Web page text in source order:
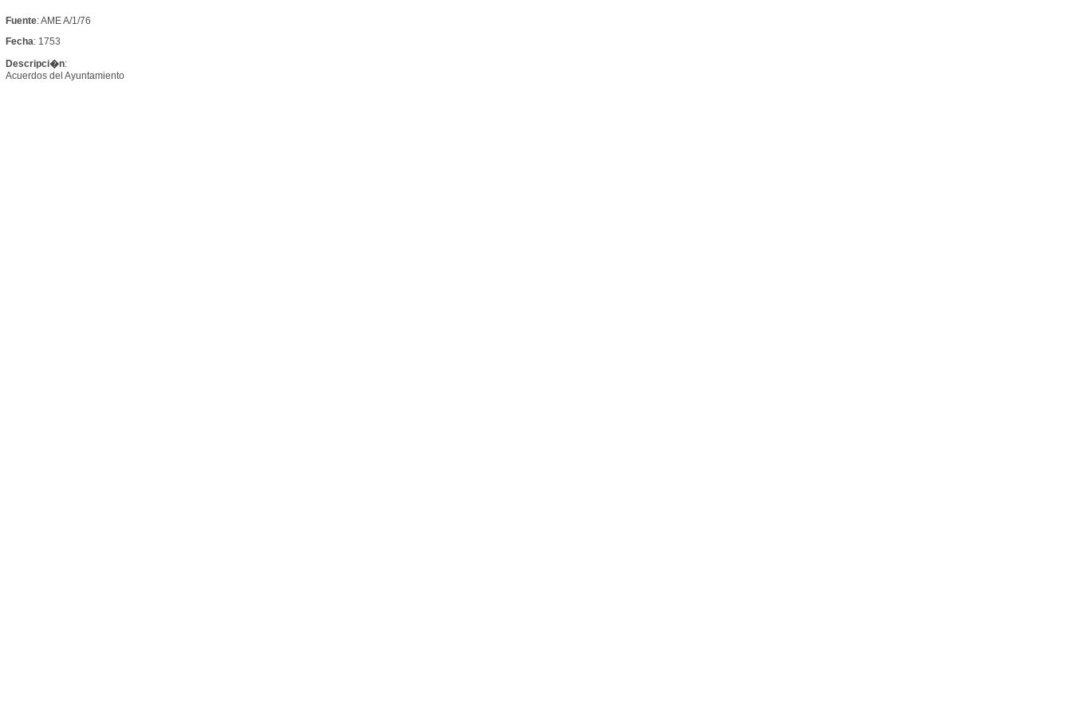
Fuente: AME A/1/76
Fecha: 1753
Descripci�n:
Acuerdos del Ayuntamiento